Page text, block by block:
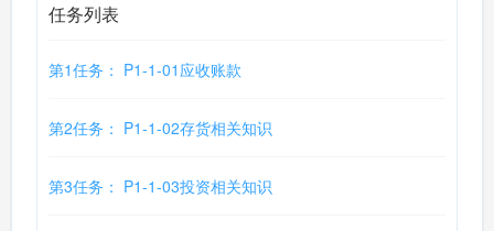
任务列表
第1任务： P1-1-01应收账款
第2任务： P1-1-02存货相关知识
第3任务： P1-1-03投资相关知识